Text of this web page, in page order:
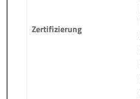
Zertifizierung